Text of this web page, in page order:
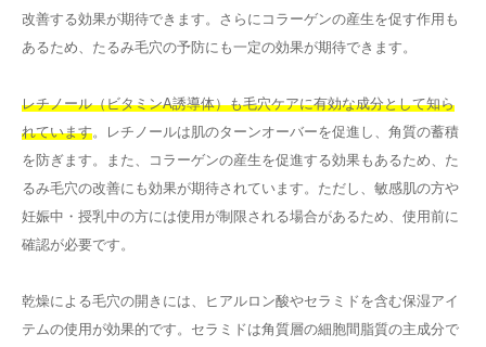
改善する効果が期待できます。さらにコラーゲンの産生を促す作用も
あるため、たるみ毛穴の予防にも一定の効果が期待できます。
レチノール（ビタミンA誘導体）も毛穴ケアに有効な成分として知ら
れています。レチノールは肌のターンオーバーを促進し、角質の蓄積
を防ぎます。また、コラーゲンの産生を促進する効果もあるため、た
るみ毛穴の改善にも効果が期待されています。ただし、敏感肌の方や
妊娠中・授乳中の方には使用が制限される場合があるため、使用前に
確認が必要です。
乾燥による毛穴の開きには、ヒアルロン酸やセラミドを含む保湿アイ
テムの使用が効果的です。セラミドは角質層の細胞間脂質の主成分で